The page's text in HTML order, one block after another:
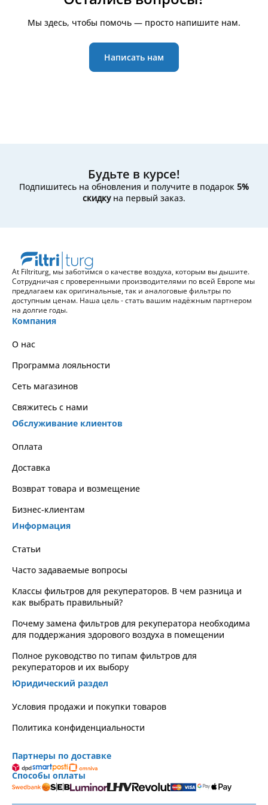
старый фильтр и измерьте его длину, ширину и
поиск на нашем сайте — в карточках товаров
сомневаетесь, просто свяжитесь с нами:
размеры, фото фильтра или устройства
и мы поможем подобрать подходящий вариант.
Мы здесь, чтобы помочь — просто напишите нам.
Написать нам
Будьте в курсе!
Подпишитесь на обновления и получите в подарок 5%
скидкуна первый заказ.
At Filtriturg, мы заботимся о качестве воздуха, которым вы дышите.
Сотрудничая с проверенными производителями по всей Европе мы
предлагаем как оригинальные, так и аналоговые фильтры по
доступным ценам. Наша цель - стать вашим надёжным партнером
на долгие годы.
Компания
О нас
Программа лояльности
Сеть магазинов
Свяжитесь с нами
Обслуживание клиентов
Оплата
Доставка
Возврат товара и возмещение
Бизнес-клиентам
Информация
Статьи
Часто задаваемые вопросы
Классы фильтров для рекуператоров. В чем разница и
как выбрать правильный?
Почему замена фильтров для рекуператора необходима
для поддержания здорового воздуха в помещении
Полное руководство по типам фильтров для
рекуператоров и их выбору
Юридический раздел
Условия продажи и покупки товаров
Политика конфиденциальности
Партнеры по доставке
Способы оплаты